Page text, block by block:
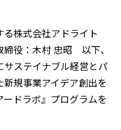
株式会社アドライト
締役：木村 忠昭 以下、
サステイナブル経営とパ
規事業アイデア創出を
ドラボ』プログラムを